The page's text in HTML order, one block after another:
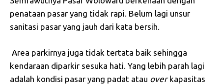
penataan pasar yang tidak rapi. Belum lagi unsur
sanitasi pasar yang jauh dari kata bersih.
Area parkirnya juga tidak tertata baik sehingga
kendaraan diparkir sesuka hati. Yang lebih parah lagi
adalah kondisi pasar yang padat atau overkapasitas